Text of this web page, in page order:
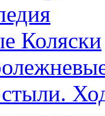
Коляски